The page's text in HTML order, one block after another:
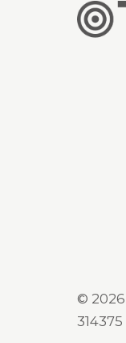
© 2026
314375